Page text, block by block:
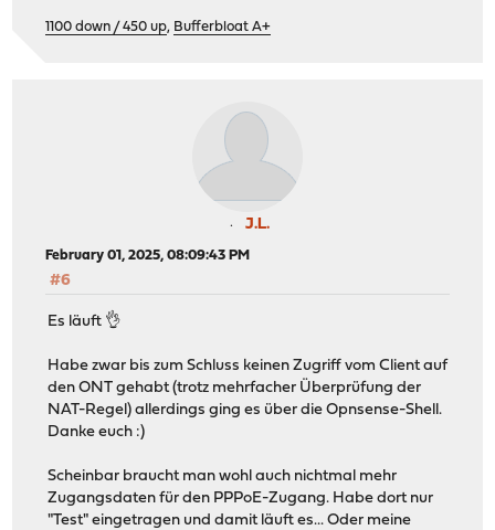
1100 down / 450 up, Bufferbloat A+
J.L.
February 01, 2025, 08:09:43 PM
#6
Es läuft 👌
Habe zwar bis zum Schluss keinen Zugriff vom Client auf
den ONT gehabt (trotz mehrfacher Überprüfung der
NAT-Regel) allerdings ging es über die Opnsense-Shell.
Danke euch :)
Scheinbar braucht man wohl auch nichtmal mehr
Zugangsdaten für den PPPoE-Zugang. Habe dort nur
"Test" eingetragen und damit läuft es... Oder meine